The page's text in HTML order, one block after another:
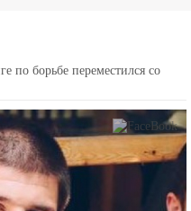
по борьбе переместился со